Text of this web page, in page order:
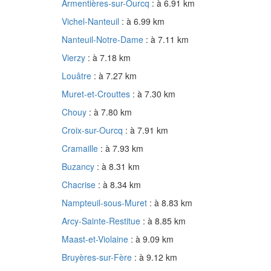
Armentières-sur-Ourcq : à 6.91 km
Vichel-Nanteuil : à 6.99 km
Nanteuil-Notre-Dame : à 7.11 km
Vierzy : à 7.18 km
Louâtre : à 7.27 km
Muret-et-Crouttes : à 7.30 km
Chouy : à 7.80 km
Croix-sur-Ourcq : à 7.91 km
Cramaille : à 7.93 km
Buzancy : à 8.31 km
Chacrise : à 8.34 km
Nampteuil-sous-Muret : à 8.83 km
Arcy-Sainte-Restitue : à 8.85 km
Maast-et-Violaine : à 9.09 km
Bruyères-sur-Fère : à 9.12 km